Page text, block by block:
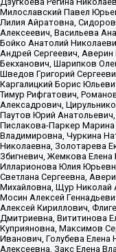
Милославский Павел
Лилия Айратовна,
Алексеевич, Васильева
Бойко Анатолий
Андрей Сергеевич,
Бекханович, Шарипков
Шведов Григорий
Каргалицкий Борис
Тимур Рифгатович,
Алексадрович,
Паутов Юрий
Пислакова-Паркер
Владимировна, Чуркина
Николаевна, Золотарева
Збигневич, Жемкова
Илларионова Юлия
Светлана Сергеевна,
Михайловна, Щур Николай
Мосин Алексей
Алексей Кириллович,
Дмитриевна, Вититинова
Куприяновна, Максимов
Иванович, Голубева Елена
Алексеевна, Закс Елена